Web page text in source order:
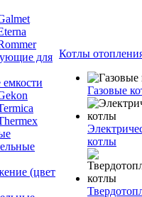
для
(цвет
Котлы
Газовые
котлы